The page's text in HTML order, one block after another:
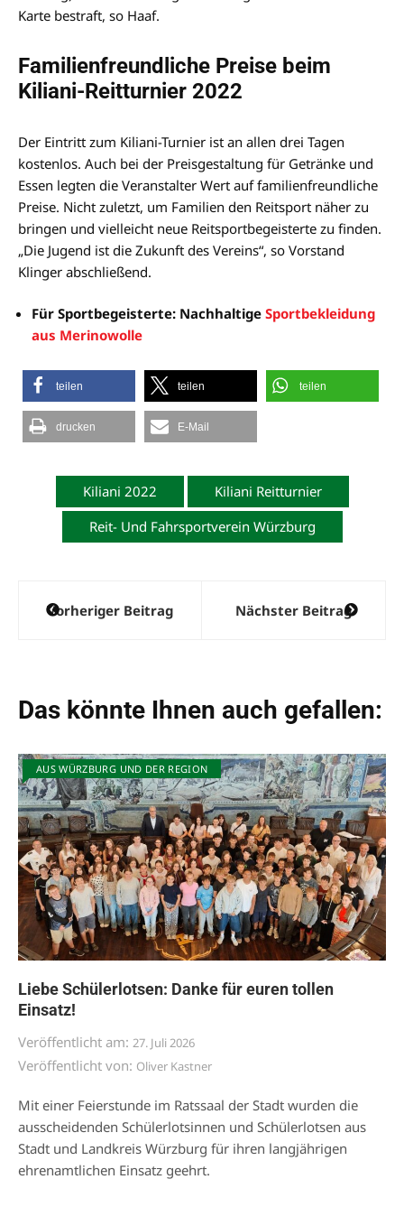
Karte bestraft, so Haaf.
Familienfreundliche Preise beim
Kiliani-Reitturnier 2022
Der Eintritt zum Kiliani-Turnier ist an allen drei Tagen
kostenlos. Auch bei der Preisgestaltung für Getränke und
Essen legten die Veranstalter Wert auf familienfreundliche
Preise. Nicht zuletzt, um Familien den Reitsport näher zu
bringen und vielleicht neue Reitsportbegeisterte zu finden.
„Die Jugend ist die Zukunft des Vereins“, so Vorstand
Klinger abschließend.
Für Sportbegeisterte: Nachhaltige Sportbekleidung
aus Merinowolle
teilen teilen teilen
drucken E-Mail
Kiliani 2022
Kiliani Reitturnier
Reit- Und Fahrsportverein Würzburg
Beitragsnavigation
Vorheriger Beitrag Nächster Beitrag
Das könnte Ihnen auch gefallen:
AUS WÜRZBURG UND DER REGION
Liebe Schülerlotsen: Danke für euren tollen
Einsatz!
Veröffentlicht am: 27. Juli 2026
Veröffentlicht von: Oliver Kastner
Mit einer Feierstunde im Ratssaal der Stadt wurden die
ausscheidenden Schülerlotsinnen und Schülerlotsen aus
Stadt und Landkreis Würzburg für ihren langjährigen
ehrenamtlichen Einsatz geehrt.